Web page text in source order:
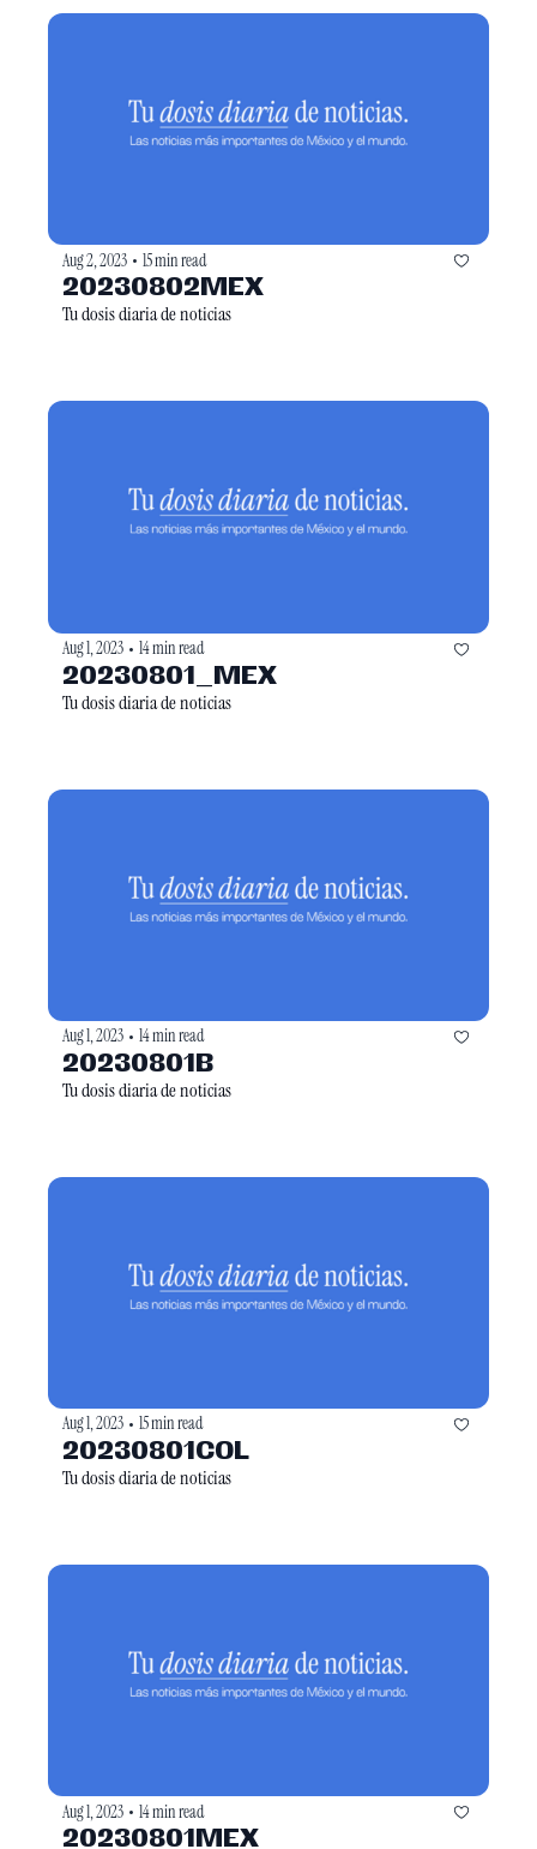
Aug 2, 2023 • 15 min read
20230802MEX
Tu dosis diaria de noticias
Aug 1, 2023 • 14 min read
20230801_MEX
Tu dosis diaria de noticias
Aug 1, 2023 • 14 min read
20230801B
Tu dosis diaria de noticias
Aug 1, 2023 • 15 min read
20230801COL
Tu dosis diaria de noticias
Aug 1, 2023 • 14 min read
20230801MEX